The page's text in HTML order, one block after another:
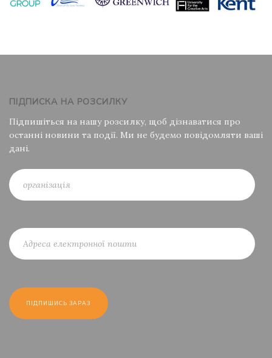
ПІДПИСКА НА РОЗСИЛКУ
Підпишіться на нашу розсилку, щоб дізнаватися про
останні новини та події. Ми не будемо повідомляти ваші
дані.